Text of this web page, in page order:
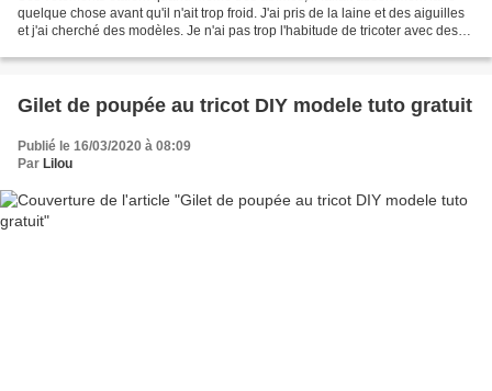
quelque chose avant qu'il n'ait trop froid. J'ai pris de la laine et des aiguilles
et j'ai cherché des modèles. Je n'ai pas trop l'habitude de tricoter avec des
Gilet de poupée au tricot DIY modele tuto gratuit
Publié le 16/03/2020 à 08:09
Par Lilou